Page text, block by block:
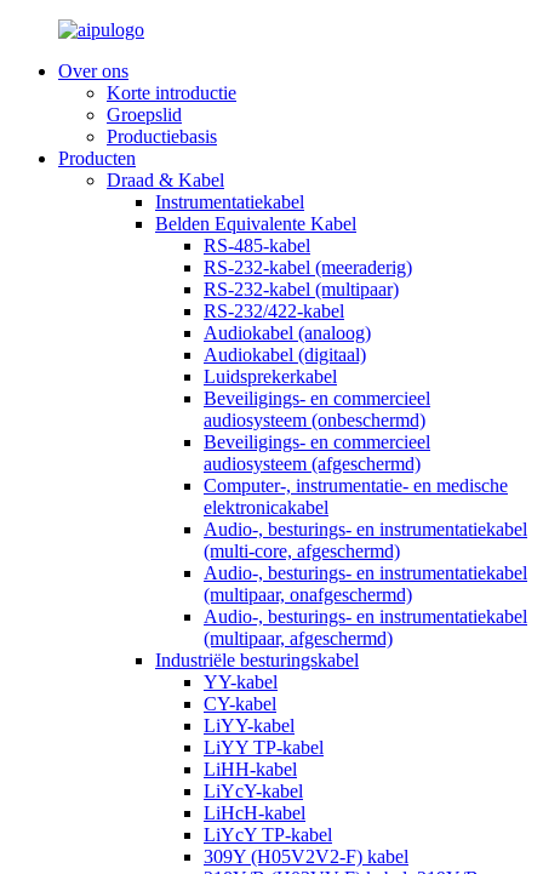
Over ons
Korte introductie
Groepslid
Productiebasis
Producten
Draad & Kabel
Instrumentatiekabel
Belden Equivalente Kabel
RS-485-kabel
RS-232-kabel (meeraderig)
RS-232-kabel (multipaar)
RS-232/422-kabel
Audiokabel (analoog)
Audiokabel (digitaal)
Luidsprekerkabel
Beveiligings- en commercieel
audiosysteem (onbeschermd)
Beveiligings- en commercieel
audiosysteem (afgeschermd)
Computer-, instrumentatie- en medische
elektronicakabel
Audio-, besturings- en instrumentatiekabel
(multi-core, afgeschermd)
Audio-, besturings- en instrumentatiekabel
(multipaar, onafgeschermd)
Audio-, besturings- en instrumentatiekabel
(multipaar, afgeschermd)
Industriële besturingskabel
YY-kabel
CY-kabel
LiYY-kabel
LiYY TP-kabel
LiHH-kabel
LiYcY-kabel
LiHcH-kabel
LiYcY TP-kabel
309Y (H05V2V2-F) kabel